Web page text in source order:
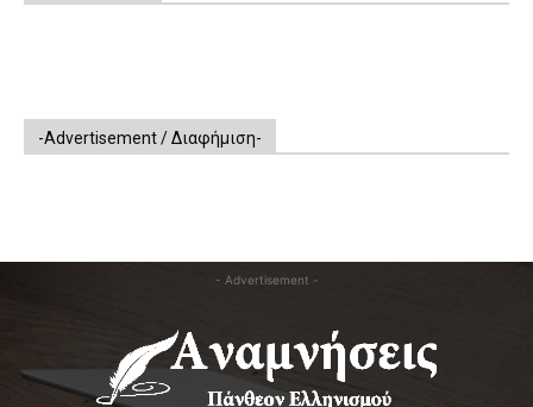
-Advertisement / Διαφήμιση-
- Advertisement -